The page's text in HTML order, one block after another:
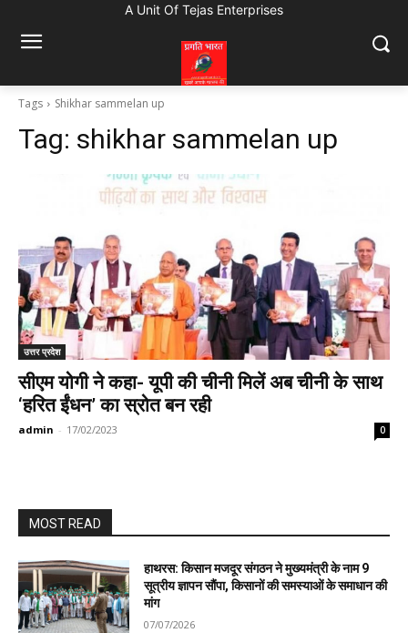
A Unit Of Tejas Enterprises
Tags Shikhar sammelan up
Tag: shikhar sammelan up
उत्तर प्रदेश
सीएम योगी ने कहा- यूपी की चीनी मिलें अब चीनी के साथ
‘हरित ईंधन’ का स्रोत बन रही
admin - 17/02/2023 0
MOST READ
हाथरस: किसान मजदूर संगठन ने मुख्यमंत्री के नाम 9
सूत्रीय ज्ञापन सौंपा, किसानों की समस्याओं के समाधान की
मांग
07/07/2026